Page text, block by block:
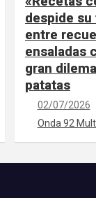
despide
entre
ensaladas
gran
patatas
02/07/2026
Onda 92